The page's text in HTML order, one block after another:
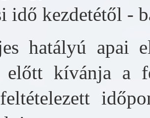
idő kezdetétől -
hatályú apai
előtt kívánja a